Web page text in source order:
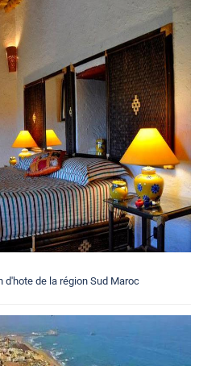
de la région Sud Maroc